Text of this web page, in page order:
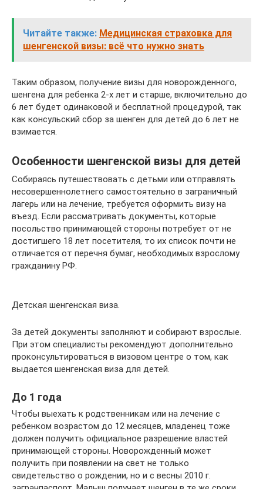
Читайте также: Медицинская страховка для
шенгенской визы: всё что нужно знать
Таким образом, получение визы для новорожденного,
шенгена для ребенка 2-х лет и старше, включительно до
6 лет будет одинаковой и бесплатной процедурой, так
как консульский сбор за шенген для детей до 6 лет не
взимается.
Особенности шенгенской визы для детей
Собираясь путешествовать с детьми или отправлять
несовершеннолетнего самостоятельно в заграничный
лагерь или на лечение, требуется оформить визу на
въезд. Если рассматривать документы, которые
посольство принимающей стороны потребует от не
достигшего 18 лет посетителя, то их список почти не
отличается от перечня бумаг, необходимых взрослому
гражданину РФ.
Детская шенгенская виза.
За детей документы заполняют и собирают взрослые.
При этом специалисты рекомендуют дополнительно
проконсультироваться в визовом центре о том, как
выдается шенгенская виза для детей.
До 1 года
Чтобы выехать к родственникам или на лечение с
ребенком возрастом до 12 месяцев, младенец тоже
должен получить официальное разрешение властей
принимающей стороны. Новорожденный может
получить при появлении на свет не только
свидетельство о рождении, но и с весны 2010 г.